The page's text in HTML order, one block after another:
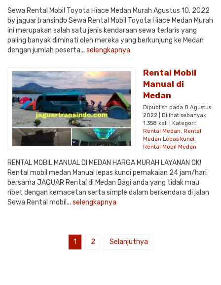
Sewa Rental Mobil Toyota Hiace Medan Murah Agustus 10, 2022
by jaguartransindo Sewa Rental Mobil Toyota Hiace Medan Murah
ini merupakan salah satu jenis kendaraan sewa terlaris yang
paling banyak diminati oleh mereka yang berkunjung ke Medan
dengan jumlah peserta... selengkapnya
Rental Mobil
Manual di
Medan
Dipublish pada 8 Agustus
2022 | Dilihat sebanyak
1.358 kali | Kategori:
Rental Medan, Rental
Medan Lepas kunci,
Rental Mobil Medan
RENTAL MOBIL MANUAL DI MEDAN HARGA MURAH LAYANAN OK!
Rental mobil medan Manual lepas kunci pemakaian 24 jam/hari
bersama JAGUAR Rental di Medan Bagi anda yang tidak mau
ribet dengan kemacetan serta simple dalam berkendara di jalan
Sewa Rental mobil... selengkapnya
1 2 Selanjutnya